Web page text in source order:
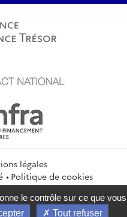
légales
Politique de cookies
Flux RSS
info.gouv.fr
le contrôle sur ce que vous
Tout refuser